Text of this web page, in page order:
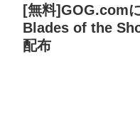
[無料]GOG.com
Blades of the
配布